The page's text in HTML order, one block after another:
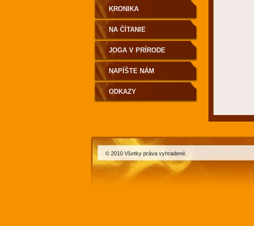
KRONIKA
NA ČÍTANIE
JOGA V PRÍRODE
NAPÍŠTE NÁM
ODKAZY
© 2010 Všetky práva vyhradené.